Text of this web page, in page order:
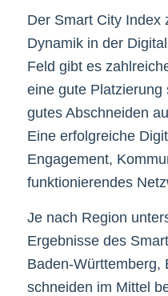
Der Smart City Index
Dynamik in der
Feld gibt es
eine gute Platzierung
gutes Abschneiden
Eine erfolgreiche
Engagement,
funktionierendes
Je nach Region
Ergebnisse des
Baden-Württemberg,
schneiden im Mittel